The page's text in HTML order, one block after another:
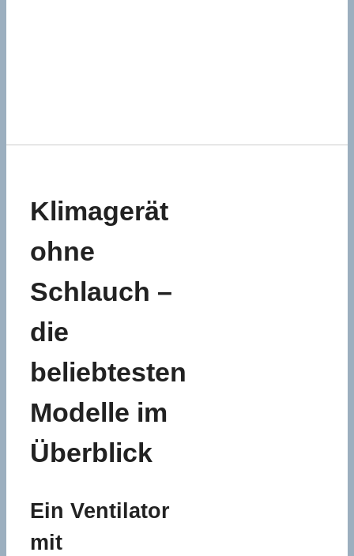
Klimagerät
ohne
Schlauch –
die
beliebtesten
Modelle im
Überblick
Ein Ventilator
mit